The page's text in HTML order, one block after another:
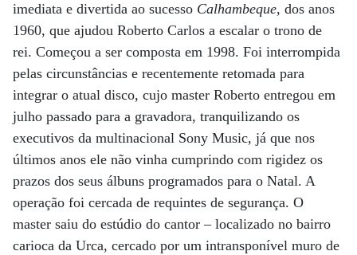
imediata e divertida ao sucesso Calhambeque, dos anos
1960, que ajudou Roberto Carlos a escalar o trono de
rei. Começou a ser composta em 1998. Foi interrompida
pelas circunstâncias e recentemente retomada para
integrar o atual disco, cujo master Roberto entregou em
julho passado para a gravadora, tranquilizando os
executivos da multinacional Sony Music, já que nos
últimos anos ele não vinha cumprindo com rigidez os
prazos dos seus álbuns programados para o Natal. A
operação foi cercada de requintes de segurança. O
master saiu do estúdio do cantor – localizado no bairro
carioca da Urca, cercado por um intransponível muro de